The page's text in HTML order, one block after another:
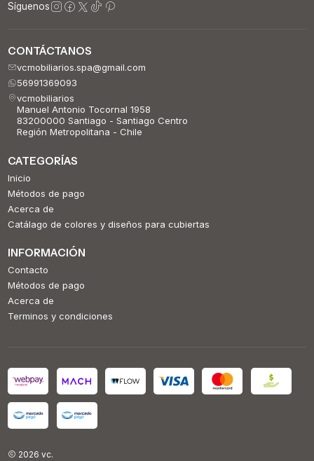
Síguenos
CONTÁCTANOS
vcmobiliarios.spa@gmail.com
56991369093
vcmobiliarios
Manuel Antonio Tocornal 1958
83200000 Santiago - Santiago Centro
Región Metropolitana - Chile
CATEGORÍAS
Inicio
Métodos de pago
Acerca de
Catálago de colores y diseños para cubiertas
INFORMACIÓN
Contacto
Métodos de pago
Acerca de
Terminos y condiciones
2026 vc.